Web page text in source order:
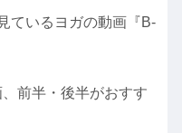
ているヨガの動画『B-
前半・後半がおすす